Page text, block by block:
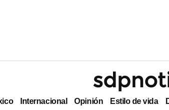
Internacional Opinión Estilo de vida